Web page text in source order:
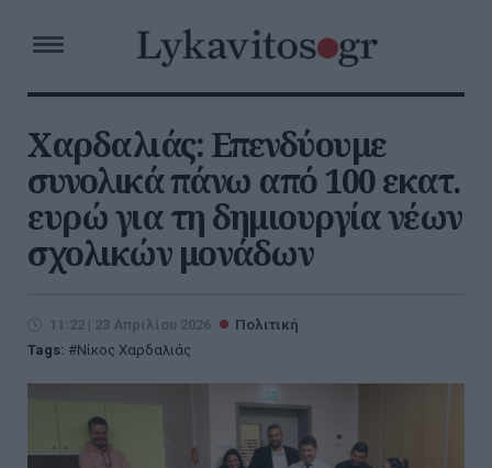
Χαρδαλιάς: Επενδύουμε
συνολικά πάνω από 100 εκατ.
ευρώ για τη δημιουργία νέων
σχολικών μονάδων
11:22 | 23 Απριλίου 2026
Πολιτική
Tags:
Νίκος Χαρδαλιάς